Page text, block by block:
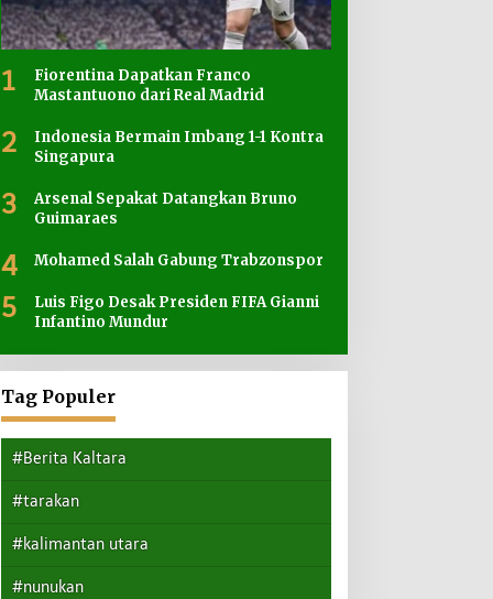
1
Fiorentina Dapatkan Franco
Mastantuono dari Real Madrid
2
Indonesia Bermain Imbang 1-1 Kontra
Singapura
3
Arsenal Sepakat Datangkan Bruno
Guimaraes
4 Mohamed Salah Gabung Trabzonspor
5
Luis Figo Desak Presiden FIFA Gianni
Infantino Mundur
Tag Populer
#Berita Kaltara
#tarakan
#kalimantan utara
#nunukan